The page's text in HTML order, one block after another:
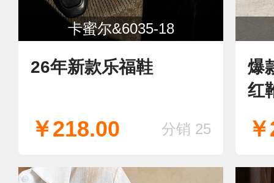
卡蜜尔&6035-18
26年新款乐福鞋
￥218.00 分销 25
爆
红